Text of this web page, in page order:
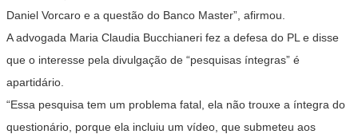
Daniel Vorcaro e a questão do Banco Master”, afirmou.
A advogada Maria Claudia Bucchianeri fez a defesa do PL e disse
que o interesse pela divulgação de “pesquisas íntegras” é
apartidário.
“Essa pesquisa tem um problema fatal, ela não trouxe a íntegra do
questionário, porque ela incluiu um vídeo, que submeteu aos